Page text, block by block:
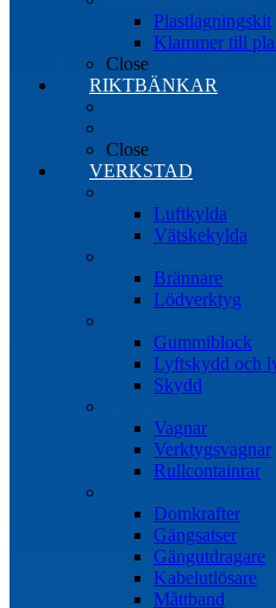
Plastlagningskit
Klammer till
Close
RIKTBÄNKAR
Close
VERKSTAD
Luftkylda
Vätskekylda
Brännare
Lödverktyg
Gummiblock
Lyftskydd och
Skydd
Vagnar
Verktygsvagnar
Rullcontainrar
Domkrafter
Gängsatser
Gängutdragare
Kabelutlösare
Måttband